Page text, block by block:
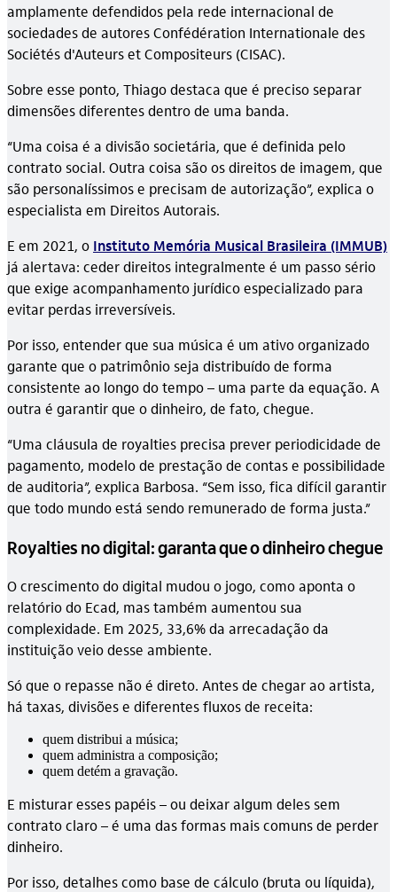
amplamente defendidos pela rede internacional de
sociedades de autores Confédération Internationale des
Sociétés d'Auteurs et Compositeurs (CISAC).
Sobre esse ponto, Thiago destaca que é preciso separar
dimensões diferentes dentro de uma banda.
“Uma coisa é a divisão societária, que é definida pelo
contrato social. Outra coisa são os direitos de imagem, que
são personalíssimos e precisam de autorização”, explica o
especialista em Direitos Autorais.
E em 2021, o Instituto Memória Musical Brasileira (IMMUB)
já alertava: ceder direitos integralmente é um passo sério
que exige acompanhamento jurídico especializado para
evitar perdas irreversíveis.
Por isso, entender que sua música é um ativo organizado
garante que o patrimônio seja distribuído de forma
consistente ao longo do tempo – uma parte da equação. A
outra é garantir que o dinheiro, de fato, chegue.
“Uma cláusula de royalties precisa prever periodicidade de
pagamento, modelo de prestação de contas e possibilidade
de auditoria”, explica Barbosa. “Sem isso, fica difícil garantir
que todo mundo está sendo remunerado de forma justa.”
Royalties no digital: garanta que o dinheiro chegue
O crescimento do digital mudou o jogo, como aponta o
relatório do Ecad, mas também aumentou sua
complexidade. Em 2025, 33,6% da arrecadação da
instituição veio desse ambiente.
Só que o repasse não é direto. Antes de chegar ao artista,
há taxas, divisões e diferentes fluxos de receita:
quem distribui a música;
quem administra a composição;
quem detém a gravação.
E misturar esses papéis – ou deixar algum deles sem
contrato claro – é uma das formas mais comuns de perder
dinheiro.
Por isso, detalhes como base de cálculo (bruta ou líquida),